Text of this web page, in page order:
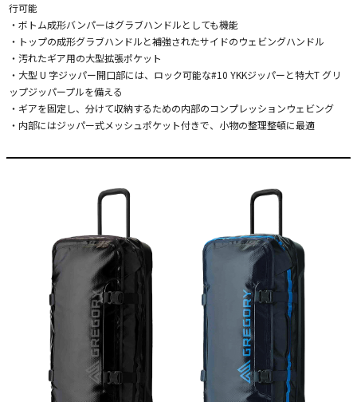
行可能
・ボトム成形バンパーはグラブハンドルとしても機能
・トップの成形グラブハンドルと補強されたサイドのウェビングハンドル
・汚れたギア用の大型拡張ポケット
・大型 U 字ジッパー開口部には、ロック可能な#10 YKKジッパーと特大T グリ
ップジッパープルを備える
・ギアを固定し、分けて収納するための内部のコンプレッションウェビング
・内部にはジッパー式メッシュポケット付きで、小物の整理整頓に最適